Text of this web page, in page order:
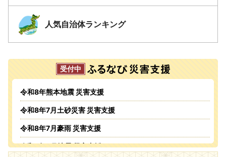
人気自治体ランキング
令和8年熊本地震 災害支援
令和8年7月土砂災害 災害支援
令和8年7月豪雨 災害支援
令和8年6月地震 災害支援